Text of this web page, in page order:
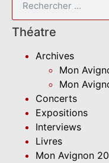
Théatre
Archives
Mon
Mon
Concerts
Expositions
Interviews
Livres
Mon Avignon